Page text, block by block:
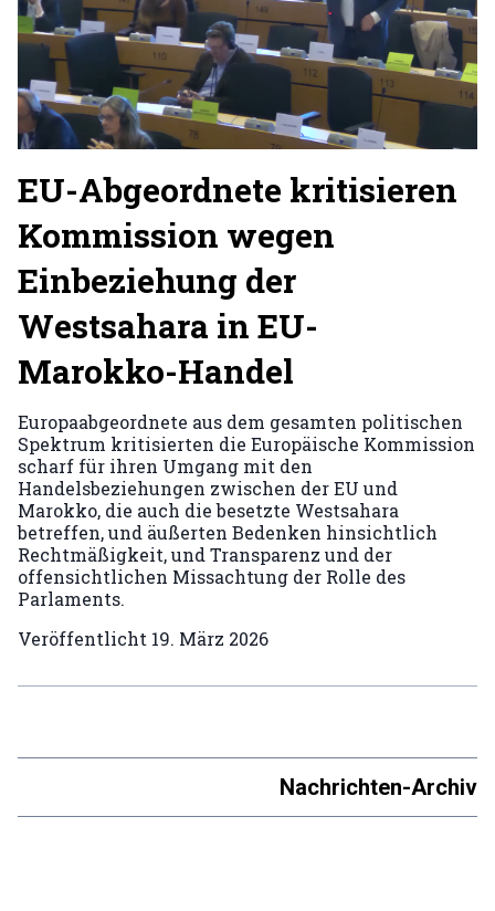
EU-Abgeordnete kritisieren
Kommission wegen
Einbeziehung der
Westsahara in EU-
Marokko-Handel
Europaabgeordnete aus dem gesamten politischen
Spektrum kritisierten die Europäische Kommission
scharf für ihren Umgang mit den
Handelsbeziehungen zwischen der EU und
Marokko, die auch die besetzte Westsahara
betreffen, und äußerten Bedenken hinsichtlich
Rechtmäßigkeit, und Transparenz und der
offensichtlichen Missachtung der Rolle des
Parlaments.
Veröffentlicht 19. März 2026
Nachrichten-Archiv